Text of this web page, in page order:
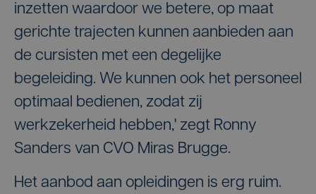
inzetten waardoor we betere, op maat
gerichte trajecten kunnen aanbieden aan
de cursisten met een degelijke
begeleiding. We kunnen ook het personeel
optimaal bedienen, zodat zij
werkzekerheid hebben,' zegt Ronny
Sanders van CVO Miras Brugge.
Het aanbod aan opleidingen is erg ruim.